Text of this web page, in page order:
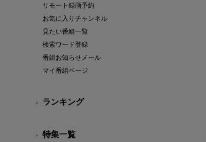
リモート録画予約
お気に入りチャンネル
見たい番組一覧
検索ワード登録
番組お知らせメール
マイ番組ページ
ランキング
特集一覧